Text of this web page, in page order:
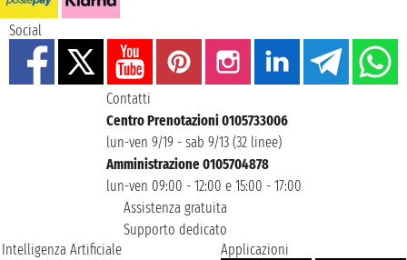
Social
Contatti
Centro Prenotazioni 0105733006
lun-ven 9/19 - sab 9/13 (32 linee)
Amministrazione 0105704878
lun-ven 09:00 - 12:00 e 15:00 - 17:00
Assistenza gratuita
Supporto dedicato
Intelligenza Artificiale
Applicazioni